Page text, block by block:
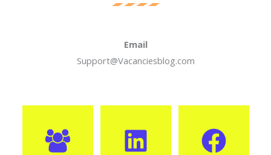
Email
Support@Vacanciesblog.com